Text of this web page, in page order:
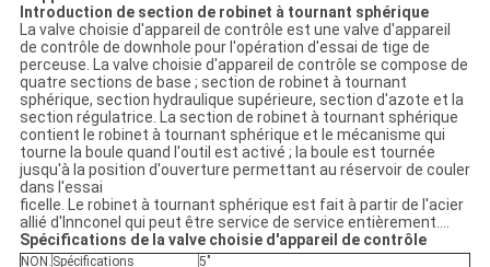
Introduction de section de robinet à tournant sphérique
La valve choisie d'appareil de contrôle est une valve d'appareil
de contrôle de downhole pour l'opération d'essai de tige de
perceuse. La valve choisie d'appareil de contrôle se compose de
quatre sections de base ; section de robinet à tournant
sphérique, section hydraulique supérieure, section d'azote et la
section régulatrice. La section de robinet à tournant sphérique
contient le robinet à tournant sphérique et le mécanisme qui
tourne la boule quand l'outil est activé ; la boule est tournée
jusqu'à la position d'ouverture permettant au réservoir de couler
dans l'essai
ficelle. Le robinet à tournant sphérique est fait à partir de l'acier
allié d'Innconel qui peut être service de service entièrement….
Spécifications de la valve choisie d'appareil de contrôle
NON. Spécifications
5"